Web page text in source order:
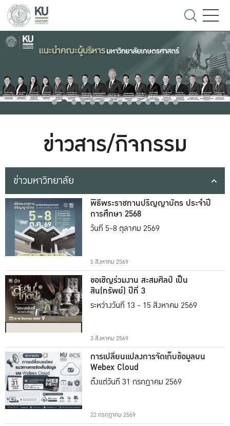
ข่าวสาร/กิจกรรม
ข่าวมหาวิทยาลัย
พิธีพระราชทานปริญญาบัตร ประจำปี
การศึกษา 2568
วันที่ 5-8 ตุลาคม 2569
5 สิงหาคม 2569
ขอเชิญร่วมงาน สะสมศิลป์ เป็น
สิน(ทรัพย์) ปีที่ 3
ระหว่างวันที่ 13 - 15 สิงหาคม 2569
3 สิงหาคม 2569
การเปลี่ยนแปลงการจัดเก็บข้อมูลบน
Webex Cloud
ตั้งแต่วันที่ 31 กรกฎาคม 2569
22 กรกฎาคม 2569